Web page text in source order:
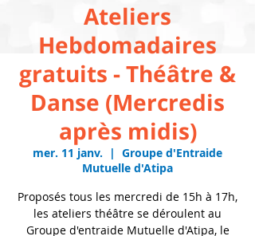
Ateliers
Hebdomadaires
gratuits - Théâtre &
Danse (Mercredis
après midis)
mer. 11 janv.
  |
Groupe d'Entraide
Mutuelle d'Atipa
Proposés tous les mercredi de 15h à 17h,
les ateliers théâtre se déroulent au
Groupe d'entraide Mutuelle d'Atipa, le